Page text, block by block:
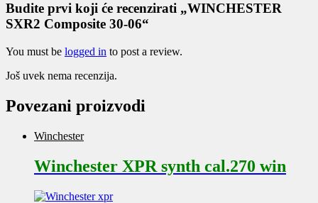
Budite prvi koji će recenzirati „WINCHESTER
SXR2 Composite 30-06“
You must be logged in to post a review.
Još uvek nema recenzija.
Povezani proizvodi
Winchester
Winchester XPR synth cal.270 win